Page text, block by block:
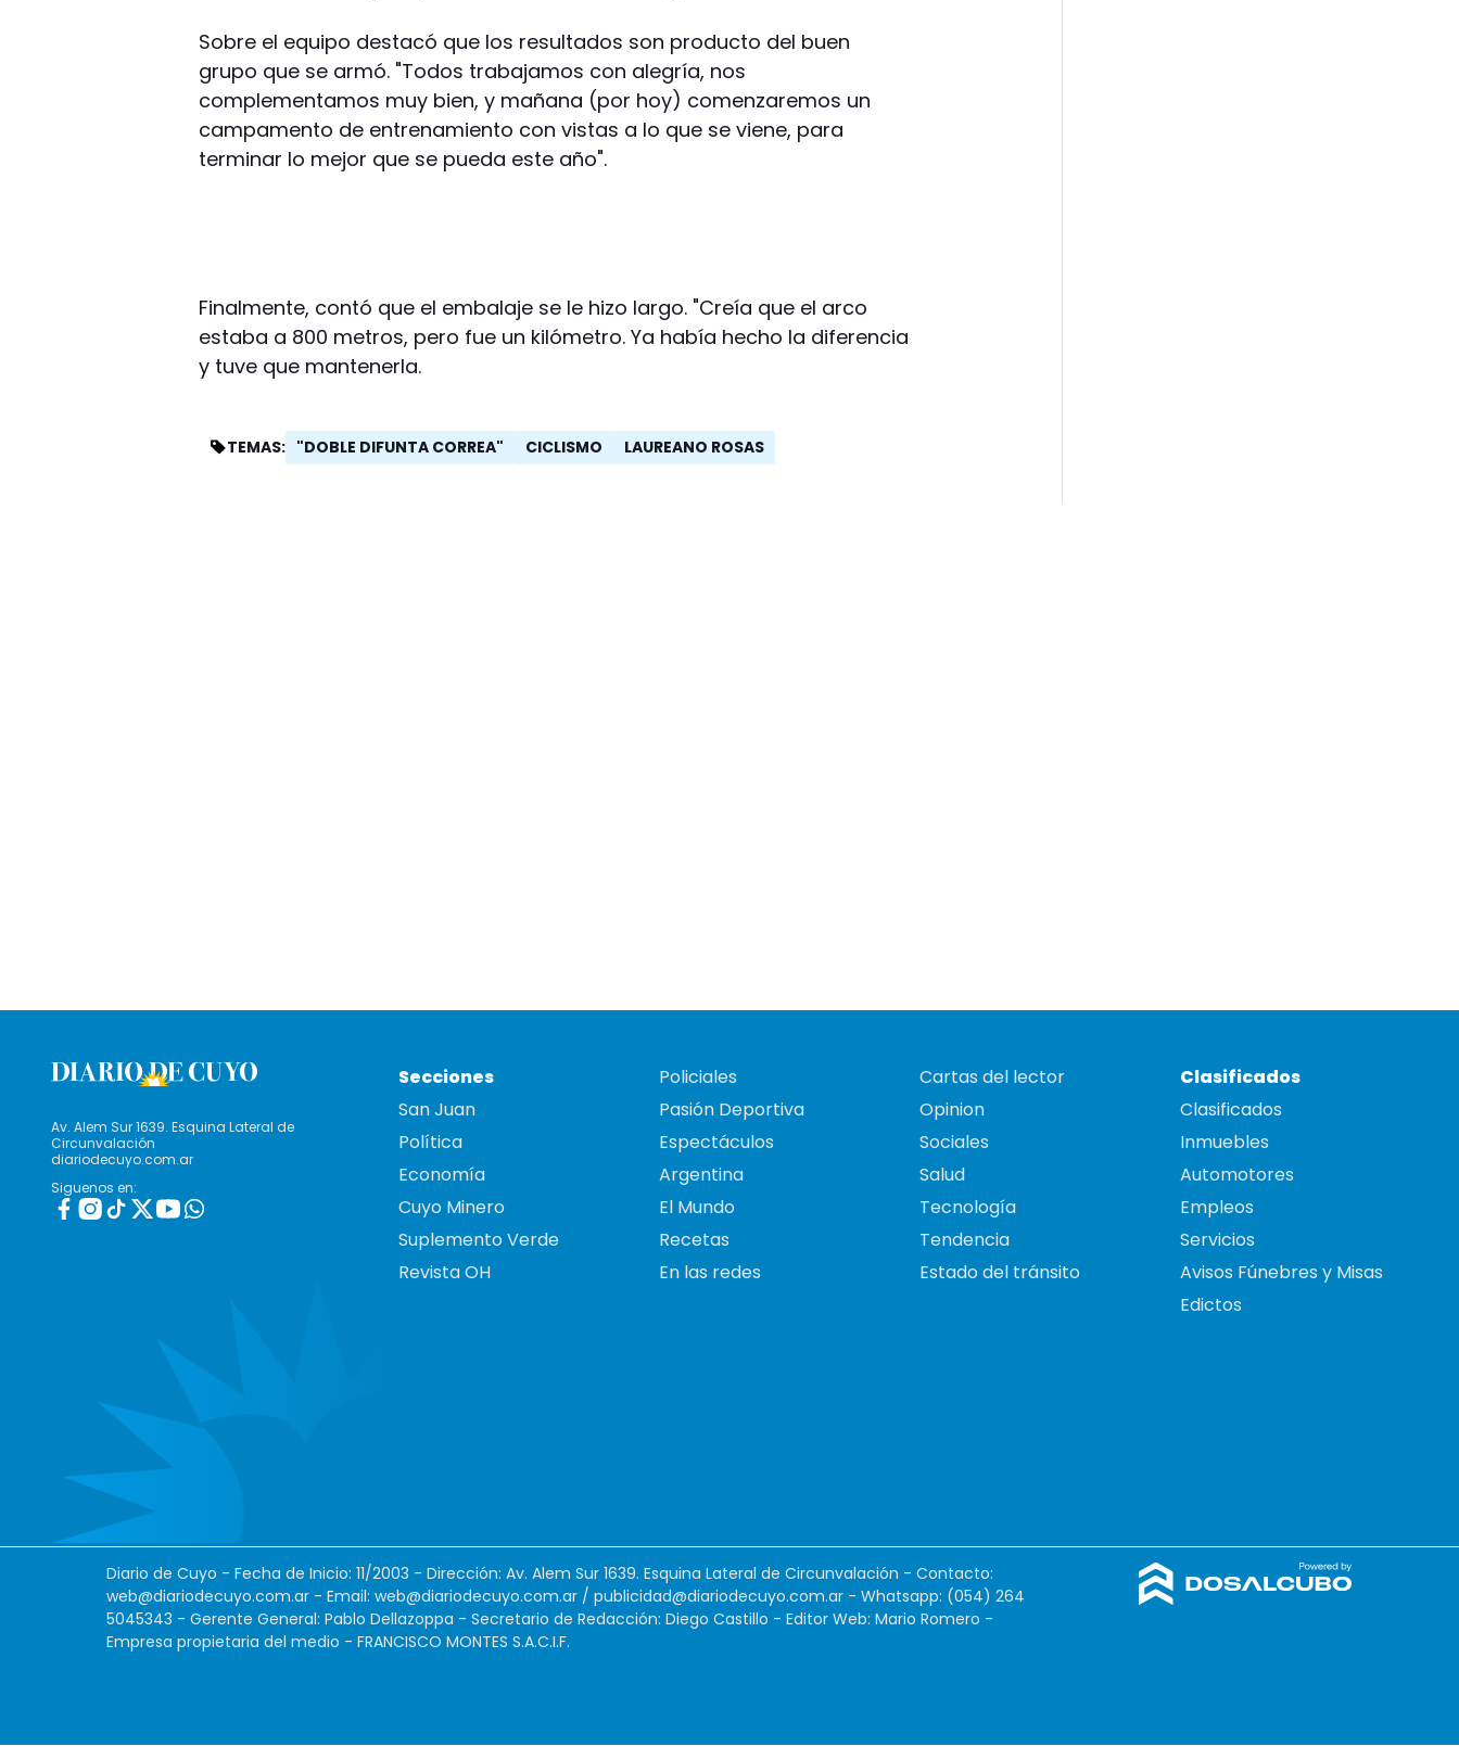
Sobre el equipo destacó que los resultados son producto del buen
grupo que se armó. "Todos trabajamos con alegría, nos
complementamos muy bien, y mañana (por hoy) comenzaremos un
campamento de entrenamiento con vistas a lo que se viene, para
terminar lo mejor que se pueda este año".
Finalmente, contó que el embalaje se le hizo largo. "Creía que el arco
estaba a 800 metros, pero fue un kilómetro. Ya había hecho la diferencia
y tuve que mantenerla.
TEMAS: "DOBLE DIFUNTA CORREA" CICLISMO LAUREANO ROSAS
Av. Alem Sur 1639. Esquina Lateral de
Circunvalación
diariodecuyo.com.ar
Siguenos en:
Secciones
San Juan
Política
Economía
Cuyo Minero
Suplemento Verde
Revista OH
Policiales
Pasión Deportiva
Espectáculos
Argentina
El Mundo
Recetas
En las redes
Cartas del lector
Opinion
Sociales
Salud
Tecnología
Tendencia
Estado del tránsito
Clasificados
Clasificados
Inmuebles
Automotores
Empleos
Servicios
Avisos Fúnebres y Misas
Edictos
Diario de Cuyo - Fecha de Inicio: 11/2003 - Dirección: Av. Alem Sur 1639. Esquina Lateral de Circunvalación - Contacto:
web@diariodecuyo.com.ar - Email: web@diariodecuyo.com.ar / publicidad@diariodecuyo.com.ar - Whatsapp: (054) 264
5045343 - Gerente General: Pablo Dellazoppa - Secretario de Redacción: Diego Castillo - Editor Web: Mario Romero -
Empresa propietaria del medio - FRANCISCO MONTES S.A.C.I.F.